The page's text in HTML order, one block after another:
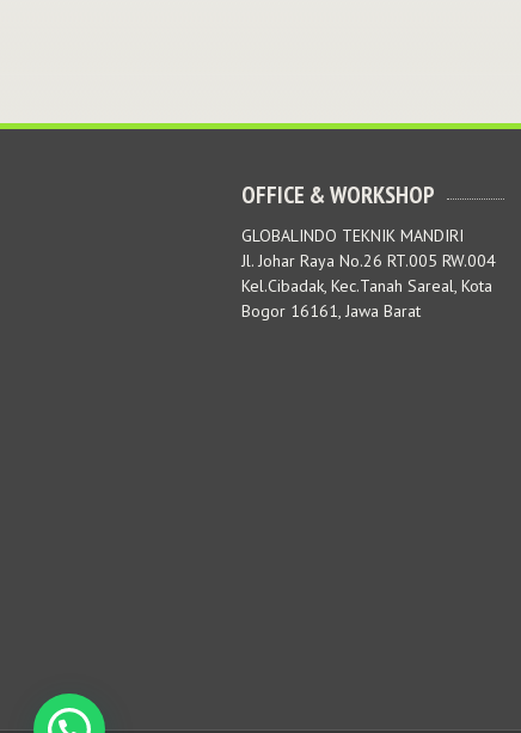
OFFICE & WORKSHOP
GLOBALINDO TEKNIK MANDIRI
Jl. Johar Raya No.26 RT.005 RW.004
Kel.Cibadak, Kec.Tanah Sareal, Kota
Bogor 16161, Jawa Barat